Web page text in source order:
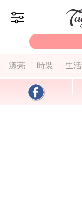
漂亮 時裝 生活